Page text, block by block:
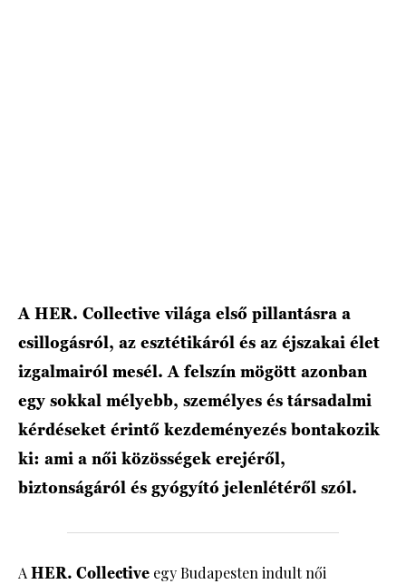
A HER. Collective világa első pillantásra a
csillogásról, az esztétikáról és az éjszakai élet
izgalmairól mesél. A felszín mögött azonban
egy sokkal mélyebb, személyes és társadalmi
kérdéseket érintő kezdeményezés bontakozik
ki: ami a női közösségek erejéről,
biztonságáról és gyógyító jelenlétéről szól.
AHER. Collective egy Budapesten indult női